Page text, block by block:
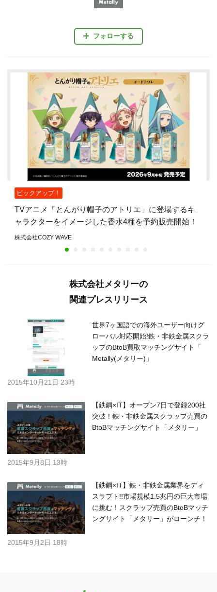
フォローする
ピックアップ！
TVアニメ「とんがり帽子のアトリエ」に登場するキ
ャラクターをイメージした香水4種を予約販売開始！
株式会社COZY WAVE
株式会社メタリーの
関連プレスリリース
世界7ヶ国語での海外ユーザー向けグ
ローバル対応開始!鉄・非鉄金属スクラ
ップのBtoB買取マッチングサイト「
Metally(メタリー)」
2015年10月21日 23時
【鉄鋼×IT】オープン7日で登録200社
突破！鉄・非鉄金属スクラップ売買の
BtoBマッチングサイト「メタリー」
2015年9月8日 13時
【鉄鋼×IT】鉄・非鉄金属業界をディ
スラプト!!市場規模1.5兆円の巨大市場
に挑む！スクラップ売買のBtoBマッチ
ングサイト「メタリー」がローンチ！
2015年9月2日 18時